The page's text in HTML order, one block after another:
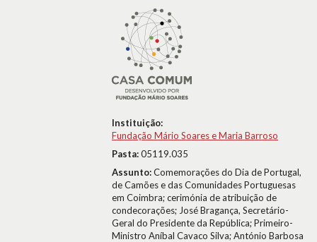
Instituição:
Fundação Mário Soares e Maria Barroso
Pasta:05119.035
Assunto:Comemorações do Dia de Portugal,
de Camões e das Comunidades Portuguesas
em Coimbra; cerimónia de atribuição de
condecorações; José Bragança, Secretário-
Geral do Presidente da República; Primeiro-
Ministro Aníbal Cavaco Silva; António Barbosa